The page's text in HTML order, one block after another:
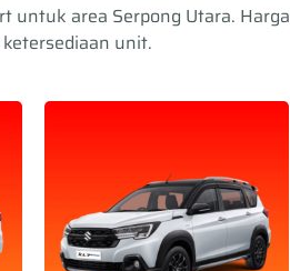
untuk area Serpong Utara. Harga
unit.